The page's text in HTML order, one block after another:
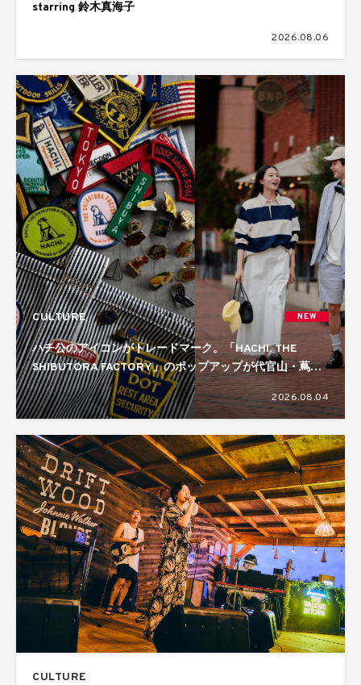
starring 鈴木真海子
2026.08.06
CULTURE NEW
ハチ公のアイコンがトレードマーク。「HACHI. THE
SHIBUTORA FACTORY」のポップアップが代官山・蔦屋
書店で開催中
2026.08.04
CULTURE